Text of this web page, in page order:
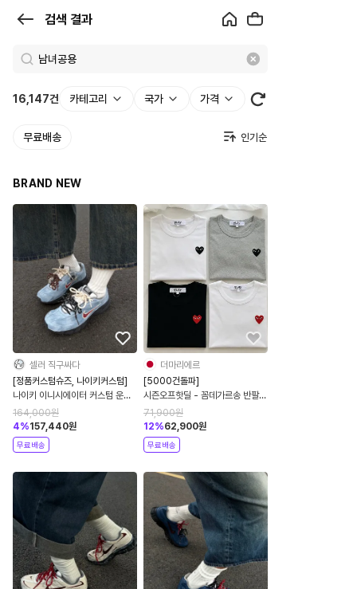
검색 결과
과
로
켓
16,147건 카테고리 국가 가격
무료배송
BRAND NEW
셀러 직구싸다
[정품커스텀슈즈, 나이키커스텀]
나이키 이니시에이터 커스텀 운동
화 공용 IO7609-101
164,000원
4%157,440원
무료배송
더마리에르
[5000건돌파]
시즌오프핫딜 - 꼼데가르송 반팔티
4종 레드와펜 블랙와펜 골드와펜
더블와펜 남녀공용
71,900원
12%62,900원
무료배송